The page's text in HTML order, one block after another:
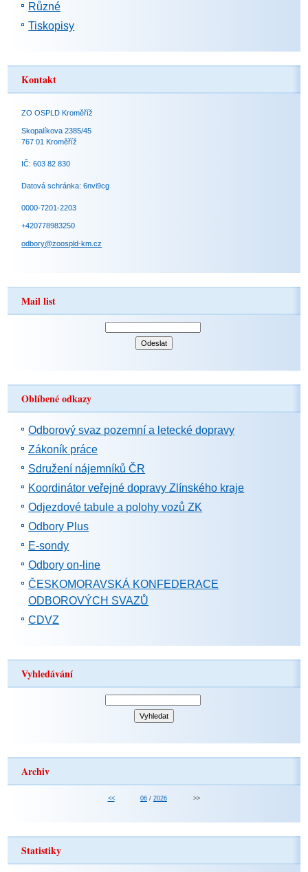
Různé
Tiskopisy
Kontakt
ZO OSPLD Kroměříž
Skopalíkova 2385/45
767 01 Kroměříž
IČ: 603 82 830
Datová schránka: 6nvi9cg
0000-7201-2203
+420778983250
odbory@zoospld-km.cz
Mail list
Oblíbené odkazy
Odborový svaz pozemní a letecké dopravy
Zákoník práce
Sdružení nájemníků ČR
Koordinátor veřejné dopravy Zlínského kraje
Odjezdové tabule a polohy vozů ZK
Odbory Plus
E-sondy
Odbory on-line
ČESKOMORAVSKÁ KONFEDERACE
ODBOROVÝCH SVAZŮ
CDVZ
Vyhledávání
Archiv
<< 06 / 2026 >>
Statistiky